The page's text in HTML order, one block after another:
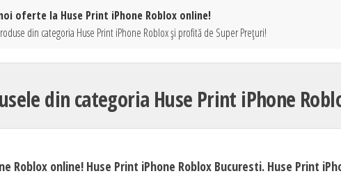
oferte la Huse Print iPhone Roblox online!
din categoria Huse Print iPhone Roblox și profită de Super Prețuri!
din categoria Huse Print iPhone
Roblox online! Huse Print iPhone Roblox Bucuresti. Huse Print